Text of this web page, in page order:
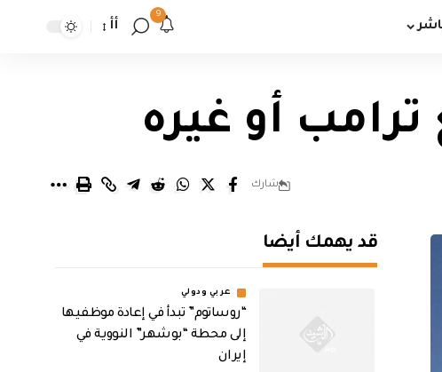
9
أأ
أو غيره
شارك
قد يهمك أيضا
عربي ودولي
“روساتوم” تبدأ في إعادة موظفيها
إلى محطة “بوشهر” النووية في
إيران